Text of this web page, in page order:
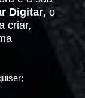
Digitar, o
criar,